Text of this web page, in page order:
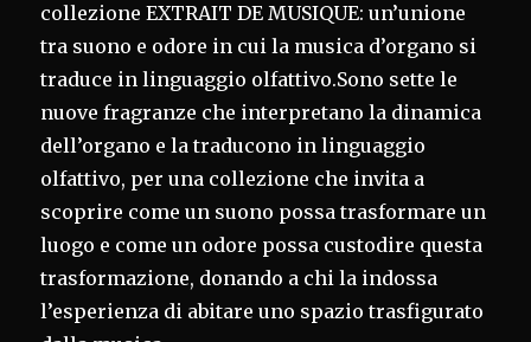
collezione EXTRAIT DE MUSIQUE: un’unione
tra suono e odore in cui la musica d’organo si
traduce in linguaggio olfattivo.Sono sette le
nuove fragranze che interpretano la dinamica
dell’organo e la traducono in linguaggio
olfattivo, per una collezione che invita a
scoprire come un suono possa trasformare un
luogo e come un odore possa custodire questa
trasformazione, donando a chi la indossa
l’esperienza di abitare uno spazio trasfigurato